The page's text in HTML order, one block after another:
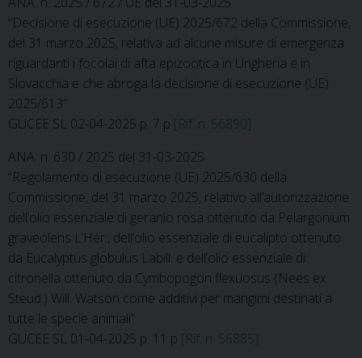
“Decisione di esecuzione (UE) 2025/672 della Commissione,
del 31 marzo 2025, relativa ad alcune misure di emergenza
riguardanti i focolai di afta epizootica in Ungheria e in
Slovacchia e che abroga la decisione di esecuzione (UE)
2025/613”
GUCEE SL 02-04-2025 p. 7 p [Rif. n. 56890]
ANA. n. 630 / 2025 del 31-03-2025
“Regolamento di esecuzione (UE) 2025/630 della
Commissione, del 31 marzo 2025, relativo all’autorizzazione
dell’olio essenziale di geranio rosa ottenuto da Pelargonium
graveolens L’Hér., dell’olio essenziale di eucalipto ottenuto
da Eucalyptus globulus Labill. e dell’olio essenziale di
citronella ottenuto da Cymbopogon flexuosus (Nees ex
Steud.) Will. Watson come additivi per mangimi destinati a
tutte le specie animali”
GUCEE SL 01-04-2025 p. 11 p [Rif. n. 56885]